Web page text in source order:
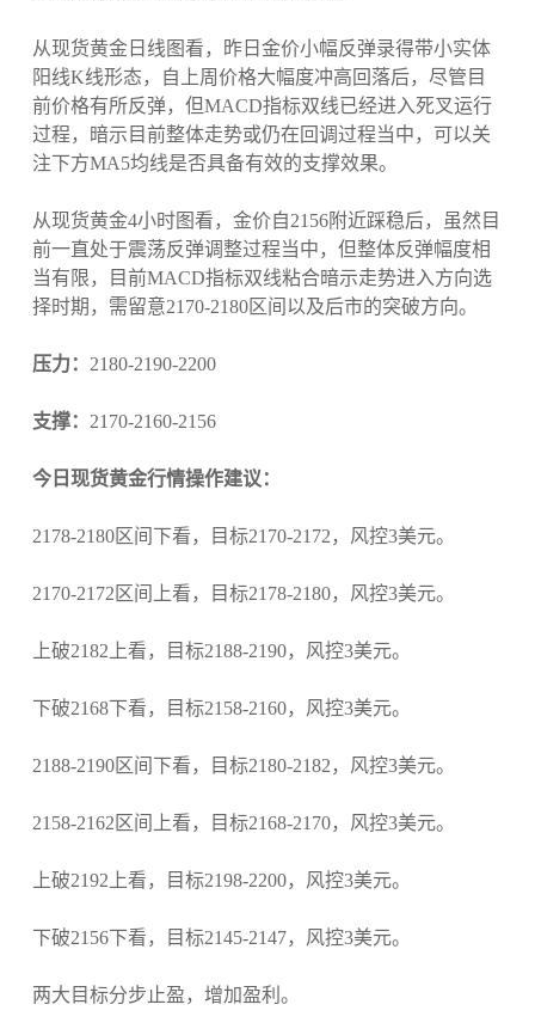
从现货黄金日线图看，昨日金价小幅反弹录得带小实体
阳线K线形态，自上周价格大幅度冲高回落后，尽管目
前价格有所反弹，但MACD指标双线已经进入死叉运行
过程，暗示目前整体走势或仍在回调过程当中，可以关
注下方MA5均线是否具备有效的支撑效果。
从现货黄金4小时图看，金价自2156附近踩稳后，虽然目
前一直处于震荡反弹调整过程当中，但整体反弹幅度相
当有限，目前MACD指标双线粘合暗示走势进入方向选
择时期，需留意2170-2180区间以及后市的突破方向。
压力： 2180-2190-2200
支撑： 2170-2160-2156
今日现货黄金行情操作建议：
2178-2180区间下看，目标2170-2172，风控3美元。
2170-2172区间上看，目标2178-2180，风控3美元。
上破2182上看，目标2188-2190，风控3美元。
下破2168下看，目标2158-2160，风控3美元。
2188-2190区间下看，目标2180-2182，风控3美元。
2158-2162区间上看，目标2168-2170，风控3美元。
上破2192上看，目标2198-2200，风控3美元。
下破2156下看，目标2145-2147，风控3美元。
两大目标分步止盈，增加盈利。